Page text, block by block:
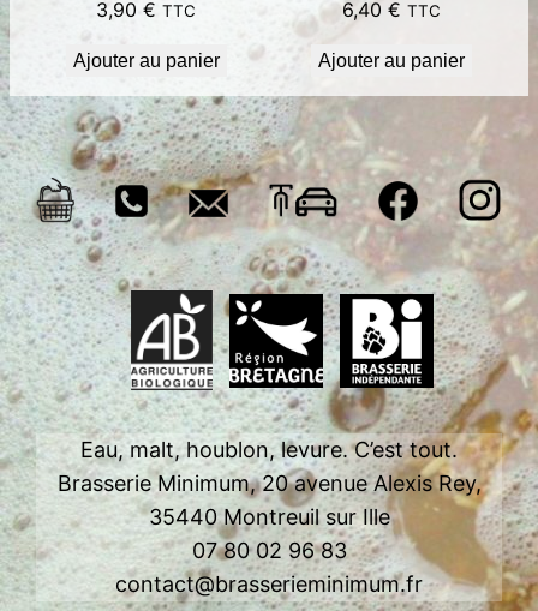
3,90€ TTC
Ajouter au panier
6,40€ TTC
Ajouter au panier
Eau, malt, houblon, levure. C’est tout.
Brasserie Minimum, 20 avenue Alexis Rey,
35440 Montreuil sur Ille
07 80 02 96 83
contact@brasserieminimum.fr